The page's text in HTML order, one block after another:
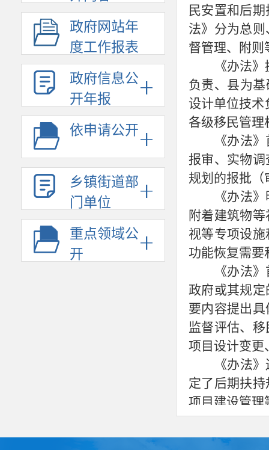
政府网站年
度工作报表
政府信息公
开年报
依申请公开
乡镇街道部
门单位
重点领域公
开
民安置和后
法》分为总
督管理、附则
《办法
负责、县为
设计单位技术
各级移民管理
《办法
报审、实物
规划的报批（
《办法
附着建筑物
视等专项设
功能恢复需要
《办法
政府或其规
要内容提出
监督评估、
项目设计变更
《办法
定了后期扶
项目建设管理
为保障
水利水电工